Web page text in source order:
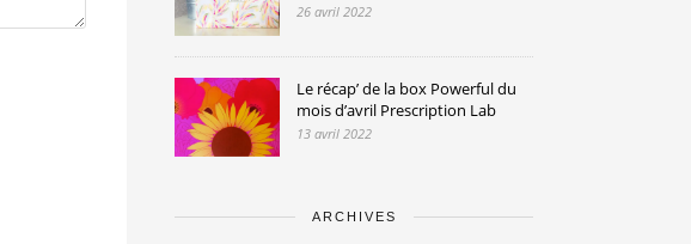
26 avril 2022
Le récap’ de la box Powerful du
mois d’avril Prescription Lab
13 avril 2022
ARCHIVES